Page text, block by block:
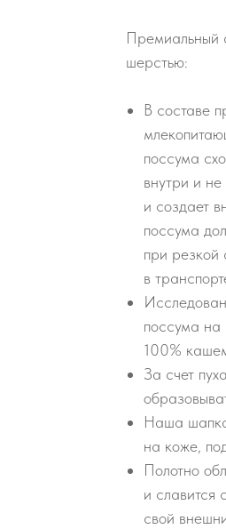
Премиальный
шерстью:
В составе
поссума
внутри и
и создает
поссума
при
в
поссума
100%
За счет
Наша
на коже,
Полотно
и славится
свой